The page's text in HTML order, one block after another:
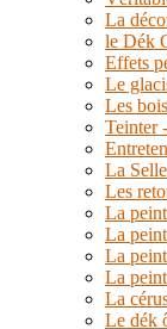
La
le Dék
Effets
Le
Les
Teinter
La
Les
La
La
La
La
La
Le dék